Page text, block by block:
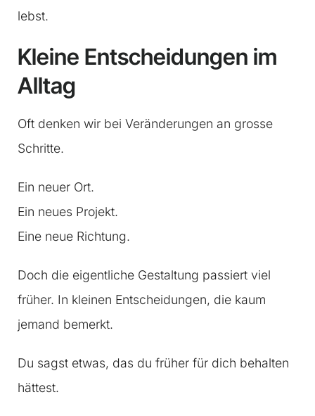
lebst.
Kleine Entscheidungen im
Alltag
Oft denken wir bei Veränderungen an grosse
Schritte.
Ein neuer Ort.
Ein neues Projekt.
Eine neue Richtung.
Doch die eigentliche Gestaltung passiert viel
früher. In kleinen Entscheidungen, die kaum
jemand bemerkt.
Du sagst etwas, das du früher für dich behalten
hättest.